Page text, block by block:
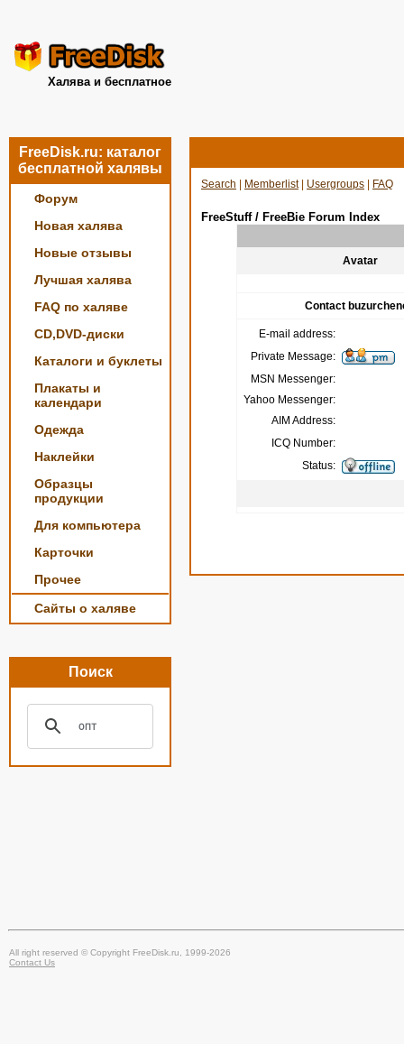
Халява и бесплатное
FreeDisk.ru: каталог
бесплатной халявы
Форум
Новая халява
Новые отзывы
Лучшая халява
FAQ по халяве
CD,DVD-диски
Каталоги и буклеты
Плакаты и
календари
Одежда
Наклейки
Образцы
продукции
Для компьютера
Карточки
Прочее
Сайты о халяве
Поиск
Search Memberlist| Usergroups FAQ
FreeStuff / FreeBie Forum Index
Avatar
Contact
E-mail address:
Private Message:
MSN Messenger:
Yahoo Messenger:
AIM Address:
ICQ Number:
Status:
All right reserved © Copyright FreeDisk.ru, 1999-2026
Contact Us